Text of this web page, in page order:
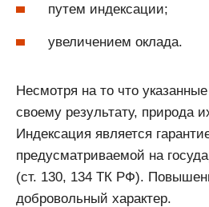
путем индексации;
увеличением оклада.
Несмотря на то что
своему результату, природа
Индексация является
предусматриваемой на
(ст. 130, 134 ТК РФ).
добровольный характер.